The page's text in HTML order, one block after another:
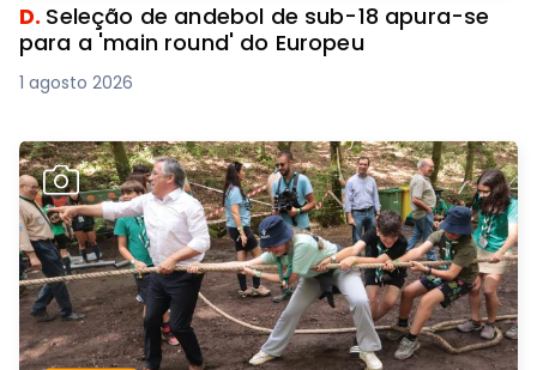
D. Seleção de andebol de sub-18 apura-se
para a 'main round' do Europeu
1 agosto 2026